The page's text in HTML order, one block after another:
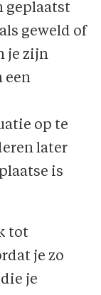
geplaatst
geweld of
je zijn
een
op te
later
is
tot
je zo
je